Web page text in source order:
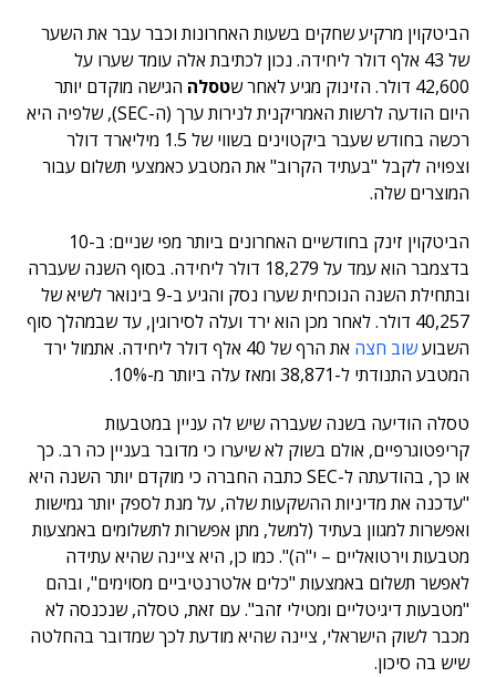
הביטקוין מרקיע שחקים בשעות האחרונות וכבר עבר את השער
של 43 אלף דולר ליחידה. נכון לכתיבת אלה עומד שערו על
42,600 דולר. הזינוק מגיע לאחר ש
טסלה הגישה מוקדם יותר
היום הודעה לרשות האמריקנית לנירות ערך (ה-SEC), שלפיה היא
רכשה בחודש שעבר ביקטוינים בשווי של 1.5 מיליארד דולר
וצפויה לקבל "בעתיד הקרוב" את המטבע כאמצעי תשלום עבור
המוצרים שלה.
הביטקוין זינק בחודשיים האחרונים ביותר מפי שניים: ב-10
בדצמבר הוא עמד על 18,279 דולר ליחידה. בסוף השנה שעברה
ובתחילת השנה הנוכחית שערו נסק והגיע ב-9 בינואר לשיא של
40,257 דולר. לאחר מכן הוא ירד ועלה לסירוגין, עד שבמהלך סוף
השבועשוב חצה
את הרף של 40 אלף דולר ליחידה. אתמול ירד
המטבע התנודתי ל-38,871 ומאז עלה ביותר מ-10%.
טסלה הודיעה בשנה שעברה שיש לה עניין במטבעות
קריפטוגרפיים, אולם בשוק לא שיערו כי מדובר בעניין כה רב. כך
או כך, בהודעתה ל-SEC כתבה החברה כי מוקדם יותר השנה היא
"עדכנה את מדיניות ההשקעות שלה, על מנת לספק יותר גמישות
ואפשרות למגוון בעתיד (למשל, מתן אפשרות לתשלומים באמצעות
מטבעות וירטואליים – י"ה)". כמו כן, היא ציינה שהיא עתידה
לאפשר תשלום באמצעות "כלים אלטרנטיביים מסוימים", ובהם
"מטבעות דיגיטליים ומטילי זהב". עם זאת, טסלה, שנכנסה לא
מכבר לשוק הישראלי, ציינה שהיא מודעת לכך שמדובר בהחלטה
שיש בה סיכון.